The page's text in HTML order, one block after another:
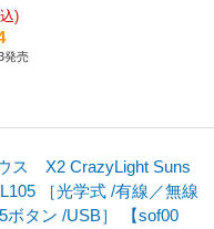
)
発売
ス X2 CrazyLight Suns
［光学式 /有線／無線
ボタン /USB］ 【sof00